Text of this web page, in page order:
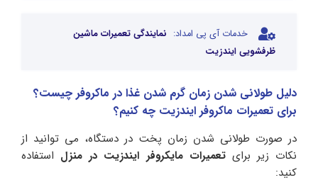
خدمات آی پی امداد: نمایندگی تعمیرات ماشین
ظرفشویی ایندزیت
دلیل طولانی شدن زمان گرم شدن غذا در ماکروفر چیست؟
برای تعمیرات ماکروفر ایندزیت چه کنیم؟
در صورت طولانی شدن زمان پخت در دستگاه، می توانید از
نکات زیر برایتعمیرات مایکروفر ایندزیت در منزل استفاده
کنید: